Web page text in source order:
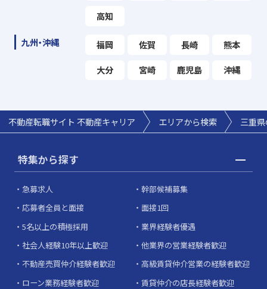
高知
九州・沖縄 福岡 佐賀 長崎 熊本
大分 宮崎 鹿児島 沖縄
不動産転職サイト 不動産キャリア エリアから検索 三重
特集から探す
急募求人
幹部候補募集
応募者全員と面接
面接1回
5名以上の積極採用
業界経験者優遇
社会人経験10年以上歓迎
他業界の営業経験者歓迎
不動産売買仲介経験者歓迎
高級賃貸仲介営業の経験者歓迎
ローン業務経験者歓迎
賃貸仲介の店長経験者歓迎